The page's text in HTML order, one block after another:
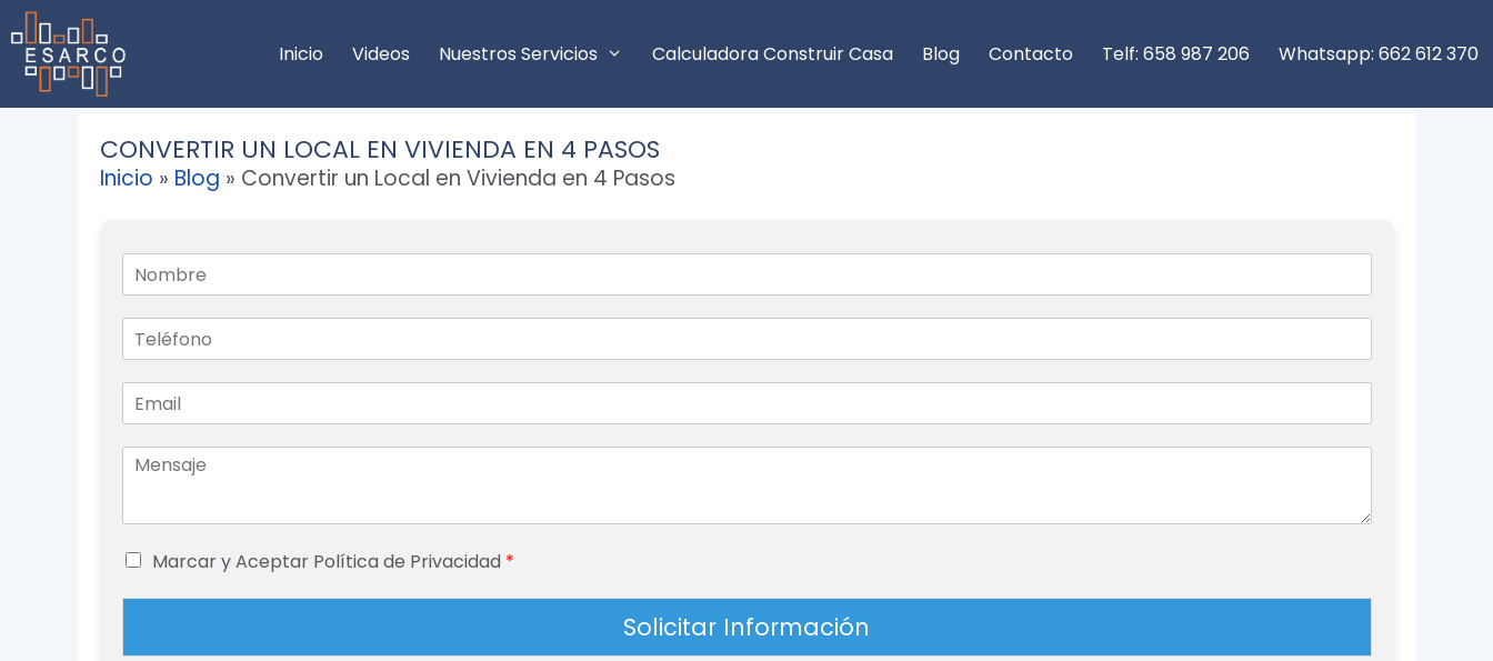
Saltar
al
contenido
Inicio Videos Nuestros Servicios Calculadora Construir Casa Blog Contacto Telf: 658 987 206 Whatsapp: 662 612 370
CONVERTIR UN LOCAL EN VIVIENDA EN 4 PASOS
Inicio » Blog » Convertir un Local en Vivienda en 4 Pasos
Marcar y Aceptar Política de Privacidad *
Solicitar Información